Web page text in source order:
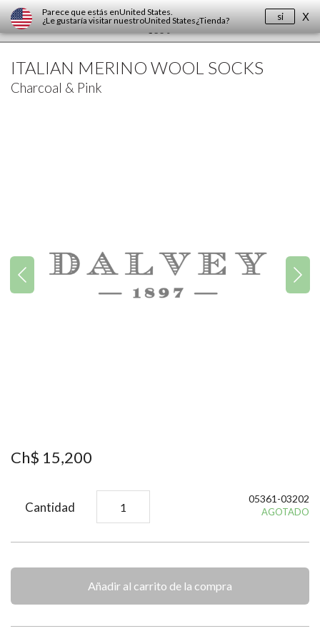
Parece que estás enUnited States.
¿Le gustaría visitar nuestroUnited States¿Tienda? si X
ITALIAN MERINO WOOL SOCKS
Charcoal & Pink
Ch$ 15,200
Cantidad
05361-03202
AGOTADO
Añadir al carrito de la compra